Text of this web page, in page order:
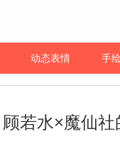
动态表情 手
顾若水×魔仙